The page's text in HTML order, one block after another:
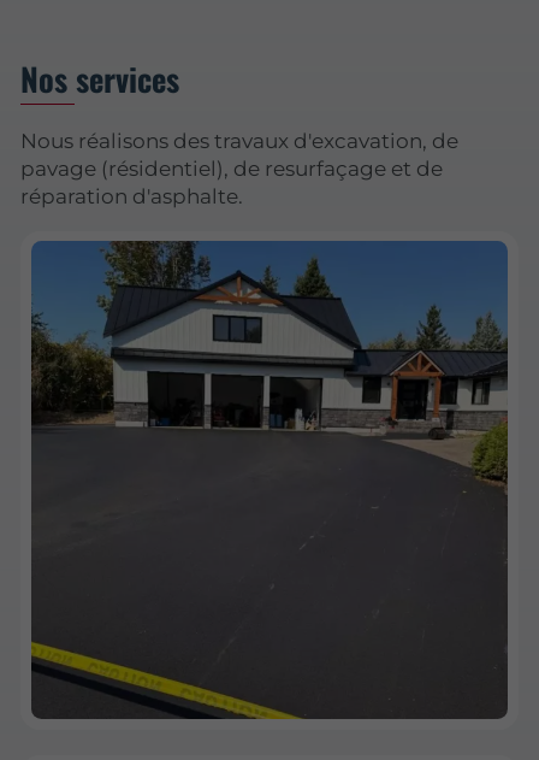
Nos services
Nous réalisons des travaux d'excavation, de
pavage (résidentiel), de resurfaçage et de
réparation d'asphalte.